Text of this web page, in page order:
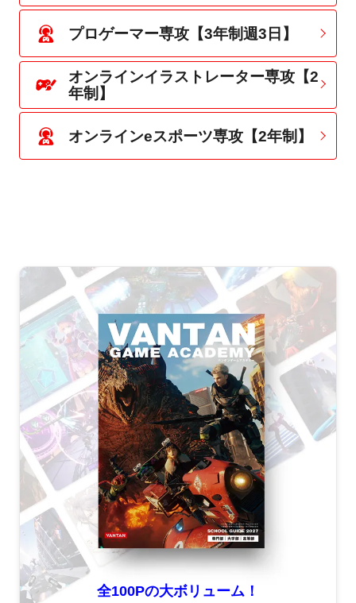
プロゲーマー専攻【3年制週3日】
オンラインイラストレーター専攻【2
年制】
オンラインeスポーツ専攻【2年制】
全100Pの大ボリューム！